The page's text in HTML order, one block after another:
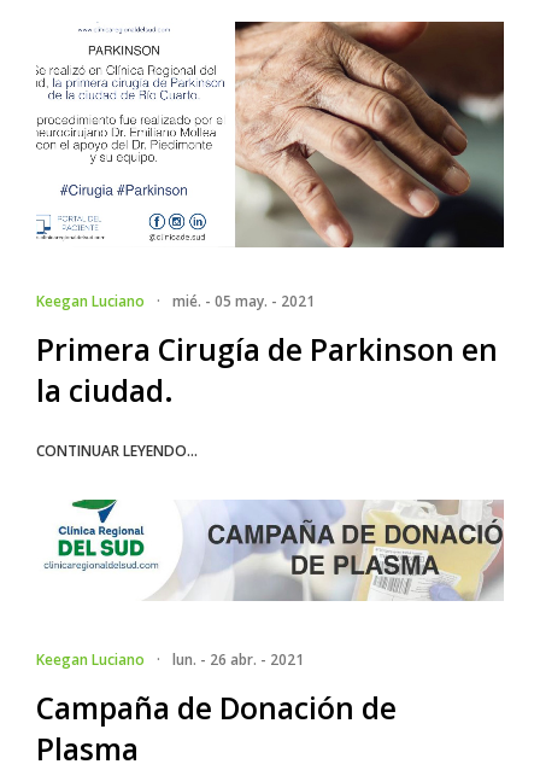
Keegan Luciano · mié. - 05 may. - 2021
Primera Cirugía de Parkinson en
la ciudad.
CONTINUAR LEYENDO...
Keegan Luciano · lun. - 26 abr. - 2021
Campaña de Donación de
Plasma